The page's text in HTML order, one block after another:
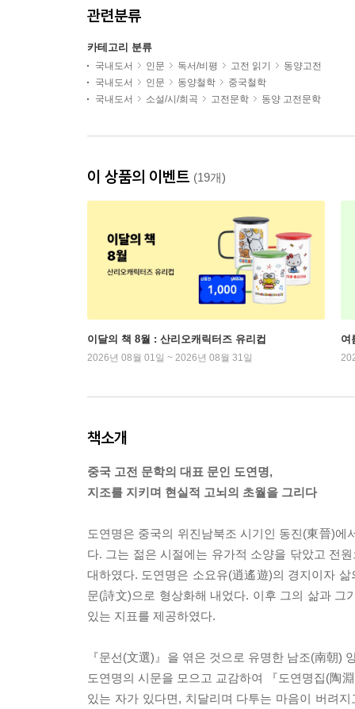
관련분류
카테고리 분류
국내도서 인문 독서/비평 고전 읽기
동양고전
국내도서
인문 동양철학
중국철학
국내도서
소설/시/희곡 고전문학 동양 고전문학
이 상품의 이벤트 (19개)
이달의 책 8월 : 산리오캐릭터즈 유리컵
2026년 08월 01일 ~ 2026년 08월 31일
여
책소개
중국 고전 문학의 대표 문인 도연명,
지조를 지키며 현실적 고뇌의 초월을 그리다
도연명은 중국의 위진남북조 시기인 동진(東晉)
다. 그는 젊은 시절에는 유가적 소양을 닦았고 전
대하였다. 도연명은 소요유(逍遙遊)의 경지이자
문(詩文)으로 형상화해 내었다. 이후 그의 삶과 그
있는 지표를 제공하였다.
『문선(文選)』을 엮은 것으로 유명한 남조(南朝)
도연명의 시문을 모으고 교감하여 『도연명집(陶
있는 자가 있다면, 치달리며 다투는 마음이 버려